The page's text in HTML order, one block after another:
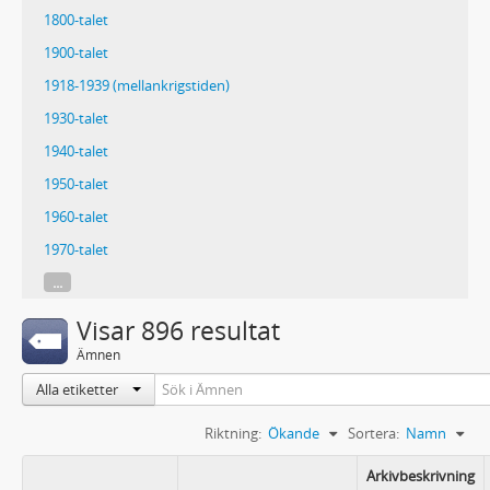
1800-talet
1900-talet
1918-1939 (mellankrigstiden)
1930-talet
1940-talet
1950-talet
1960-talet
1970-talet
...
Visar 896 resultat
Ämnen
Alla etiketter
Sortera: Namn
Riktning: Ökande
Arkivbeskrivning